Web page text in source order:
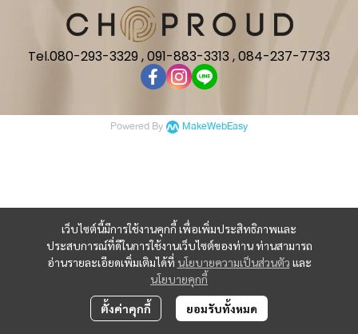
เว็บไซต์นี้มีการใช้งานคุกกี้ เพื่อเพิ่มประสิทธิภาพและ
ประสบการณ์ที่ดีในการใช้งานเว็บไซต์ของท่าน ท่านสามารถ
อ่านรายละเอียดเพิ่มเติมได้ที่ นโยบายความเป็นส่วนตัว และ
นโยบายคุกกี้
ตั้งค่าคุกกี้ ยอมรับทั้งหมด
Tel.080-293-3329 , 091-883-3313 , 084-237-7733
Powered By MakeWebEasy